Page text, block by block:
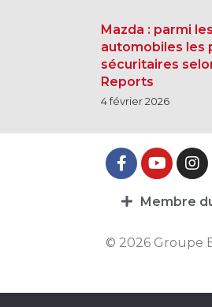
Mazda : parmi
automobiles les
sécuritaires
Reports
4 février 2026
Membre
© 2026 Groupe